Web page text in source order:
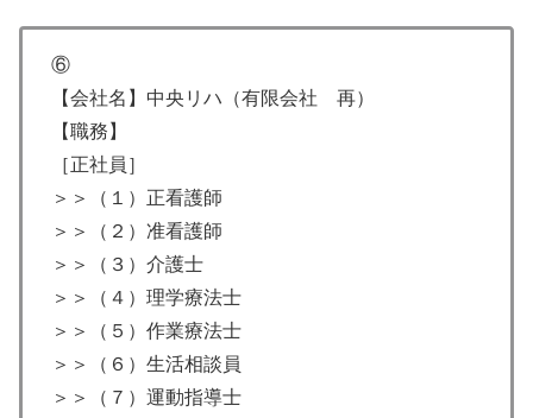
⑥
【会社名】中央リハ（有限会社 再）
【職務】
［正社員］
＞＞（１）正看護師
＞＞（２）准看護師
＞＞（３）​介護士
＞＞（４）理学療法士
＞＞（５）作業療法士
＞＞（６）生活相談員
＞＞（７）運動指導士